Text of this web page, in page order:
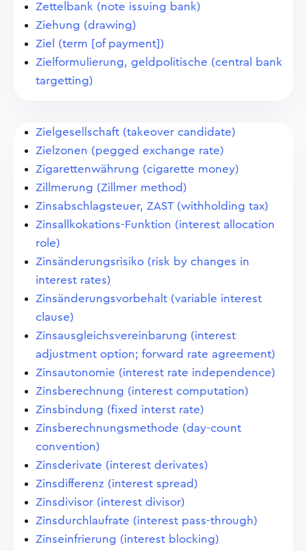
Zettelbank (note issuing bank)
Ziehung (drawing)
Ziel (term [of payment])
Zielformulierung, geldpolitische (central bank
targetting)
Zielgesellschaft (takeover candidate)
Zielzonen (pegged exchange rate)
Zigarettenwährung (cigarette money)
Zillmerung (Zillmer method)
Zinsabschlagsteuer, ZAST (withholding tax)
Zinsallkokations-Funktion (interest allocation
role)
Zinsänderungsrisiko (risk by changes in
interest rates)
Zinsänderungsvorbehalt (variable interest
clause)
Zinsausgleichsvereinbarung (interest
adjustment option; forward rate agreement)
Zinsautonomie (interest rate independence)
Zinsberechnung (interest computation)
Zinsbindung (fixed interst rate)
Zinsberechnungsmethode (day-count
convention)
Zinsderivate (interest derivates)
Zinsdifferenz (interest spread)
Zinsdivisor (interest divisor)
Zinsdurchlaufrate (interest pass-through)
Zinseinfrierung (interest blocking)